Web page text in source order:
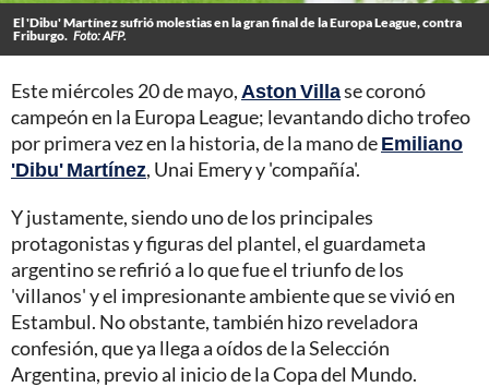
El 'Dibu' Martínez sufrió molestias en la gran final de la Europa League, contra
Friburgo. Foto: AFP.
Este miércoles 20 de mayo, Aston Villase coronó
campeón en la Europa League; levantando dicho trofeo
por primera vez en la historia, de la mano deEmiliano
'Dibu' Martínez, Unai Emery y 'compañía'.
Y justamente, siendo uno de los principales
protagonistas y figuras del plantel, el guardameta
argentino se refirió a lo que fue el triunfo de los
'villanos' y el impresionante ambiente que se vivió en
Estambul. No obstante, también hizo reveladora
confesión, que ya llega a oídos de la Selección
Argentina, previo al inicio de la Copa del Mundo.